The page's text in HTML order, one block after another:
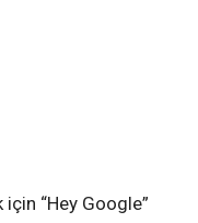
“Hey Google”